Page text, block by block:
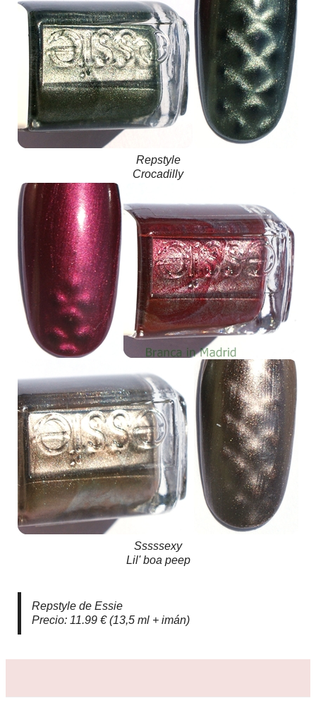
Repstyle
Crocadilly
Sssssexy
Lil' boa peep
Repstyle de Essie
Precio: 11.99 € (13,5 ml + imán)